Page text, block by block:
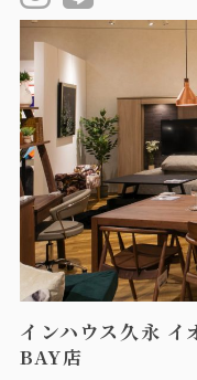
インハウス久永
BAY店